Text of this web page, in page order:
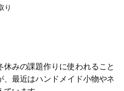
り
みの課題作りに使われること
最近はハンドメイド小物やネ